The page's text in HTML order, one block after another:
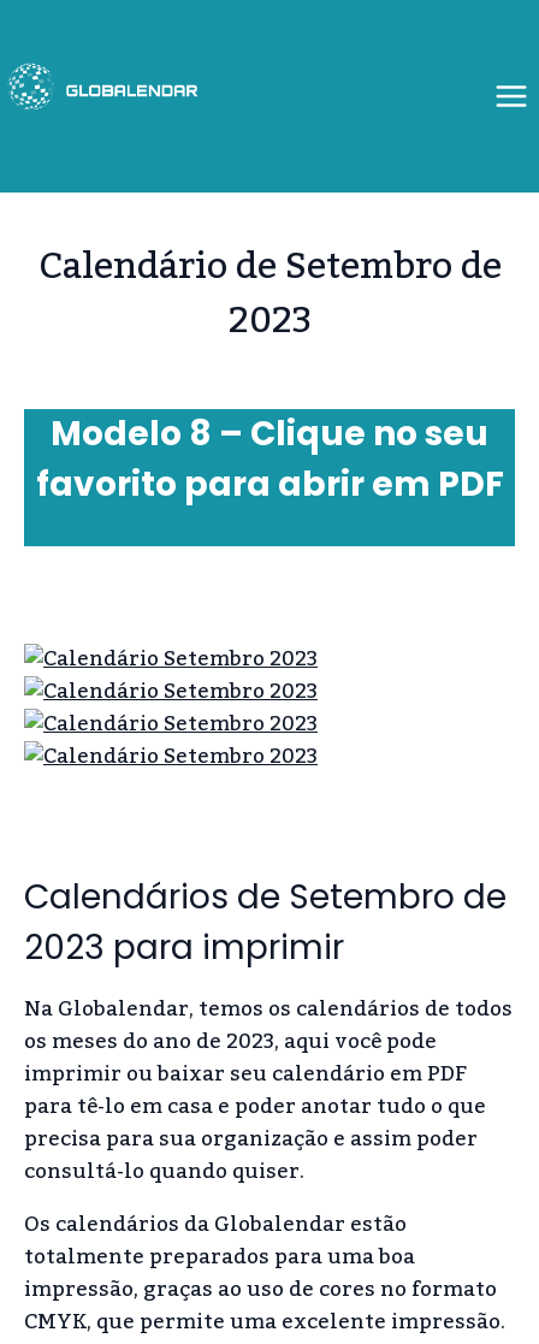
content
Calendário de Setembro de
2023
Modelo 8 – Clique no seu
favorito para abrir em PDF
Calendários de Setembro de
2023 para imprimir
Na Globalendar, temos os calendários de todos
os meses do ano de 2023, aqui você pode
imprimir ou baixar seu calendário em PDF
para tê-lo em casa e poder anotar tudo o que
precisa para sua organização e assim poder
consultá-lo quando quiser.
Os calendários da Globalendar estão
totalmente preparados para uma boa
impressão, graças ao uso de cores no formato
CMYK, que permite uma excelente impressão.